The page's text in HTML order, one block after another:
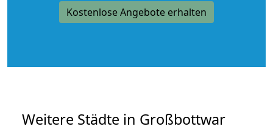
Kostenlose Angebote erhalten
Weitere Städte in Großbottwar